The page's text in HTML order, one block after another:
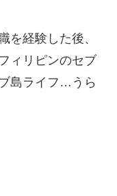
を経験した後、
ィリピンのセブ
島ライフ…うら